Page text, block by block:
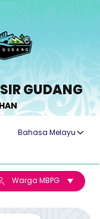
GUDANG
Select your
Warga MBPG